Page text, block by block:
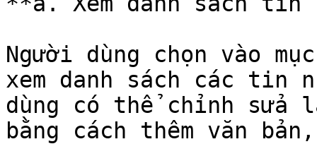
Người dùng chọn vào
xem danh sách các tin
dùng có thể chỉnh sửa
bằng cách thêm văn